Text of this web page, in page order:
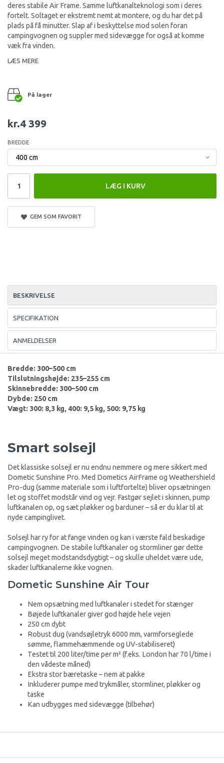
deres stabile Air Frame. Samme luftkanalteknologi som i deres
fortelt. Soltaget er ekstremt nemt at montere, og du har det på
plads på få minutter. Slap af i beskyttelse mod solen foran
campingvognen og suppler med sidevægge for også at komme
væk fra vinden.
LÆS MERE
På lager
kr.4 399
BREDDE
LÆG I KURV
GEM SOM FAVORIT
BESKRIVELSE
SPECIFIKATION
ANMELDELSER
Bredde: 300–500 cm
Tilslutningshøjde: 235–255 cm
Skinnebredde: 300–500 cm
Dybde: 250 cm
Vægt: 300: 8,3 kg, 400: 9,5 kg, 500: 9,75 kg
Smart solsejl
Det klassiske solsejl er nu endnu nemmere og mere sikkert med
Dometic Sunshine Pro. Med Dometics AirFrame og Weathershield
Pro-dug (samme materiale som i luftfortelte) bliver opsætningen
let og stoffet modstår vind og vejr. Fastgør sejlet i skinnen, pump
luftkanalen op, og sæt pløkker og barduner – så er du klar til at
nyde campinglivet.
Solsejl har ry for at fange vinden og kan i værste fald beskadige
campingvognen. De stabile luftkanaler og stormliner gør dette
solsejl meget modstandsdygtigt – og skulle uheldet være ude,
skader luftkanalerne ikke vognen.
Dometic Sunshine Air Tour
Nem opsætning med luftkanaler i stedet for stænger
Bøjede luftkanaler giver god højde hele vejen
250 cm dybt
Robust dug (vandsøjletryk 6000 mm, varmforseglede
sømme, flammehæmmende og UV-stabiliseret)
Testet til 200 liter/time per m² (f.eks. London har 70 l/time i
den vådeste måned)
Ekstra stor bæretaske – nem at pakke
Inkluderer pumpe med trykmåler, stormliner, pløkker og
taske
Kan udbygges med sidevægge (tilbehør)